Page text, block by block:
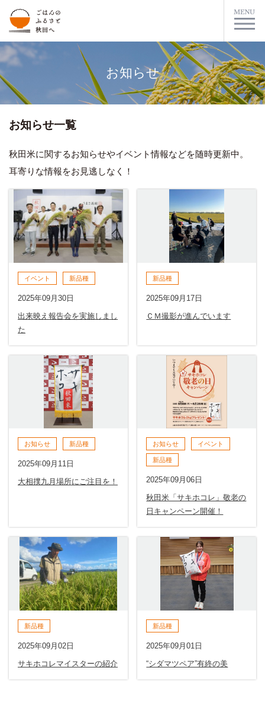
お知らせ
お知らせ一覧
秋田米に関するお知らせやイベント情報などを随時更新中。
耳寄りな情報をお見逃しなく！
イベント 新品種
2025年09月30日
出来映え報告会を実施しまし
た
新品種
2025年09月17日
ＣＭ撮影が進んでいます
お知らせ 新品種
2025年09月11日
大相撲九月場所にご注目を！
お知らせ イベント
新品種
2025年09月06日
秋田米「サキホコレ」敬老の
日キャンペーン開催！
新品種
2025年09月02日
サキホコレマイスターの紹介
新品種
2025年09月01日
“シダマツペア”有終の美